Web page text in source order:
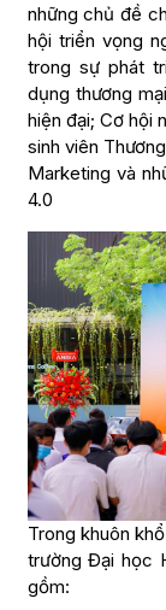
những chủ đề
hội triển vọng
trong sự phát
dụng thương
hiện đại; Cơ hội
sinh viên
Marketing và
4.0
Trong khuôn
trường Đại học
gồm: